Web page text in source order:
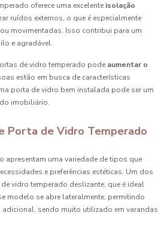
oferece uma excelente isolação
ruídos externos, o que é especialmente
movimentadas. Isso contribui para um
e agradável.
de vidro temperado pode aumentar o
estão em busca de características
porta de vidro bem instalada pode ser um
imobiliário.
Porta de Vidro Temperado
apresentam uma variedade de tipos que
e preferências estéticas. Um dos
vidro temperado deslizante, que é ideal
modelo se abre lateralmente, permitindo
adicional, sendo muito utilizado em varandas